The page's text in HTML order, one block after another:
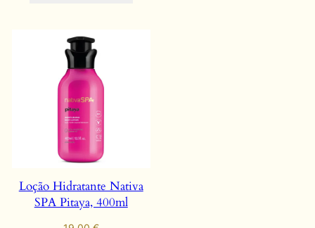
Loção Hidratante Nativa
SPA Pitaya, 400ml